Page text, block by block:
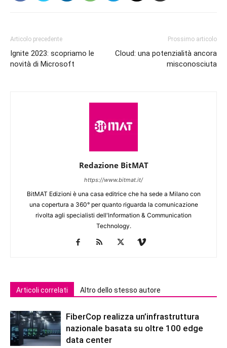
Articolo precedente
Ignite 2023: scopriamo le
novità di Microsoft
Prossimo articolo
Cloud: una potenzialità ancora
misconosciuta
Redazione BitMAT
https://www.bitmat.it/
BitMAT Edizioni è una casa editrice che ha sede a Milano con
una copertura a 360° per quanto riguarda la comunicazione
rivolta agli specialisti dell'lnformation & Communication
Technology.
Articoli correlati Altro dello stesso autore
FiberCop realizza un’infrastruttura
nazionale basata su oltre 100 edge
data center